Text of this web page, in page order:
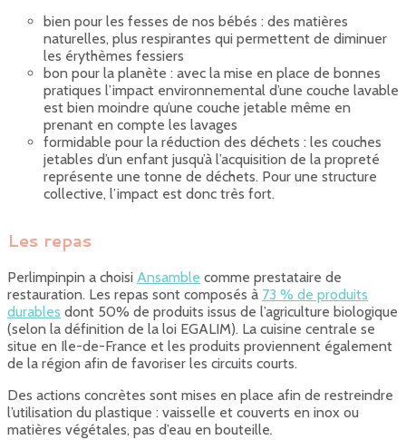
bien pour les fesses de nos bébés : des matières
naturelles, plus respirantes qui permettent de diminuer
les érythèmes fessiers
bon pour la planète : avec la mise en place de bonnes
pratiques l’impact environnemental d’une couche lavable
est bien moindre qu’une couche jetable même en
prenant en compte les lavages
formidable pour la réduction des déchets : les couches
jetables d’un enfant jusqu’à l’acquisition de la propreté
représente une tonne de déchets. Pour une structure
collective, l’impact est donc très fort.
Les repas
Perlimpinpin a choisi Ansamble comme prestataire de
restauration. Les repas sont composés à 73 % de produits
durables dont 50% de produits issus de l’agriculture biologique
(selon la définition de la loi EGALIM). La cuisine centrale se
situe en Ile-de-France et les produits proviennent également
de la région afin de favoriser les circuits courts.
Des actions concrètes sont mises en place afin de restreindre
l’utilisation du plastique : vaisselle et couverts en inox ou
matières végétales, pas d’eau en bouteille.